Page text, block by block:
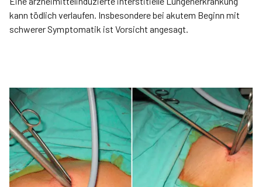
kann tödlich verlaufen. Insbesondere bei akutem Beginn mit
schwerer Symptomatik ist Vorsicht angesagt.